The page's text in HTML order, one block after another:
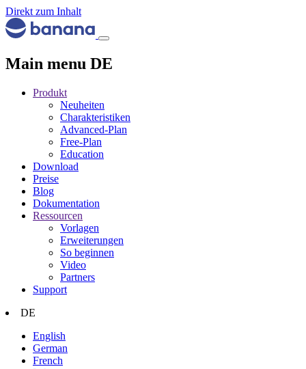
Direkt zum Inhalt
Main menu DE
Produkt
Neuheiten
Charakteristiken
Advanced-Plan
Free-Plan
Education
Download
Preise
Blog
Dokumentation
Ressourcen
Vorlagen
Erweiterungen
So beginnen
Video
Partners
Support
DE
English
German
French